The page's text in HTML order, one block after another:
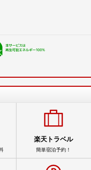
楽天トラベル
簡単宿泊予約！